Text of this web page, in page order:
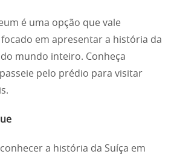
é uma opção que vale
em apresentar a história da
do mundo inteiro. Conheça
pelo prédio para visitar
a história da Suíça em